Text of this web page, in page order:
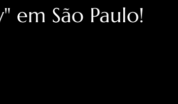
em São Paulo!